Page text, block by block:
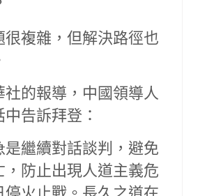
很複雜，但解決路徑也
社的報導，中國領導人
告訴拜登：
是繼續對話談判，避免
，防止出現人道主義危
停火止戰。長久之道在